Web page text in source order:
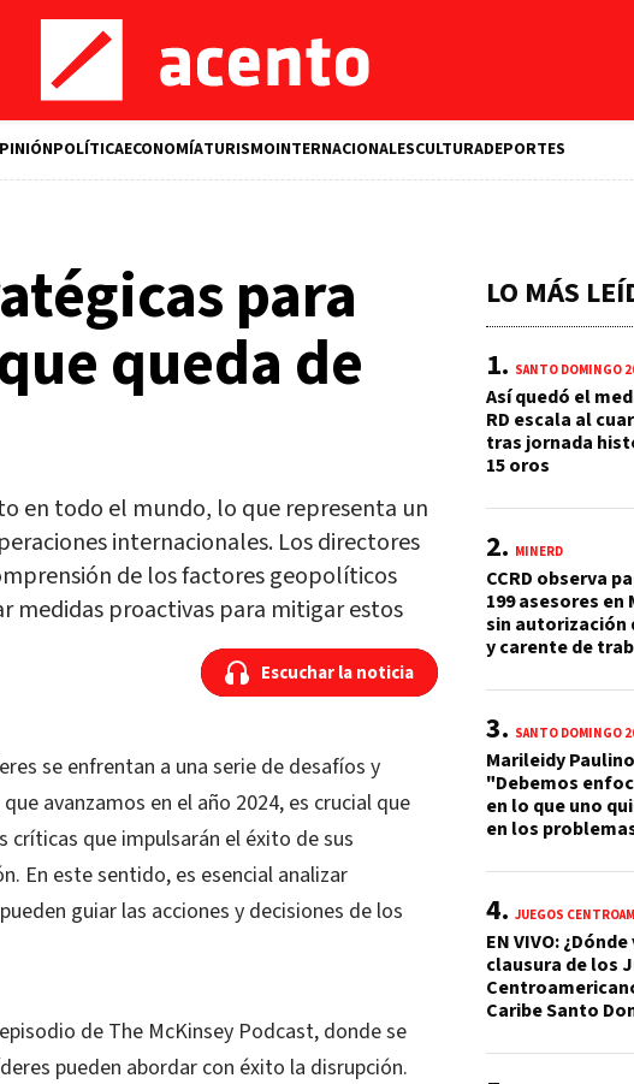
POLÍTICAECONOMÍATURISMOINTERNACIONALESCULTURADEPORTES
para
queda de
en todo el mundo, lo que representa un
internacionales. Los directores
de los factores geopolíticos
medidas proactivas para mitigar estos
Escuchar la noticia
Escuchar la noticia
se enfrentan a una serie de desafíos y
avanzamos en el año 2024, es crucial que
críticas que impulsarán el éxito de sus
En este sentido, es esencial analizar
guiar las acciones y decisiones de los
de The McKinsey Podcast, donde se
pueden abordar con éxito la disrupción.
LO MÁS
SANTO DOMINGO
Así quedó el
RD escala al
tras jornada
15 oros
MINERD
CCRD observa
199 asesores en
sin autorización
y carente de
2019 y 2020
SANTO DOMINGO
Marileidy
"Debemos
en lo que uno
en los
EN VIVO: ¿Dónde ver la
clausura de los
Caribe Santo
quiénes